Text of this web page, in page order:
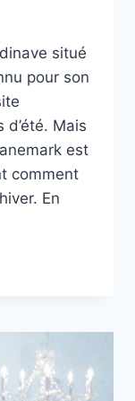
situé
pour son
Mais
est
comment
En